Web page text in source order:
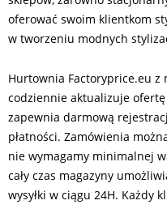
oferować swoim klientkom
w tworzeniu modnych
Hurtownia Factoryprice.eu z
codziennie aktualizuje
zapewnia darmową
płatności. Zamówienia
nie wymagamy minimalnej
cały czas magazyny
wysyłki w ciągu 24H. Każdy